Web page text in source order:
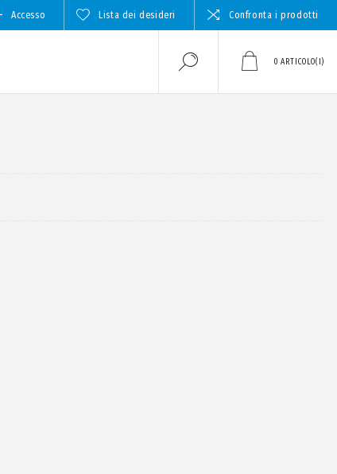
Accesso Lista dei desideri Confronta i prodotti
0 ARTICOLO(I)